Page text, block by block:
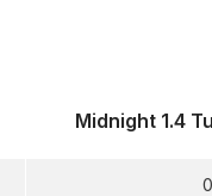
Midnight 1.4